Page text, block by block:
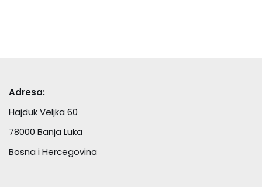
Adresa:
Hajduk Veljka 60
78000 Banja Luka
Bosna i Hercegovina